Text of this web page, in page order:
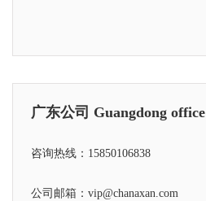
广东公司 Guangdong office
咨询热线：15850106838
公司邮箱：vip@chanaxan.com